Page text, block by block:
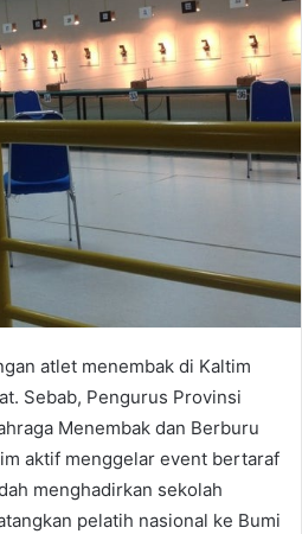
atlet menembak di Kaltim
Sebab, Pengurus Provinsi
Menembak dan Berburu
aktif menggelar event bertaraf
menghadirkan sekolah
pelatih nasional ke Bumi